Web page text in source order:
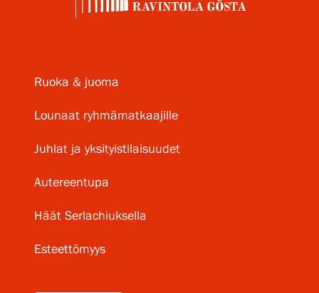
Ruoka & juoma
Lounaat ryhmämatkaajille
Juhlat ja yksityistilaisuudet
Autereentupa
Häät Serlachiuksella
Esteettömyys